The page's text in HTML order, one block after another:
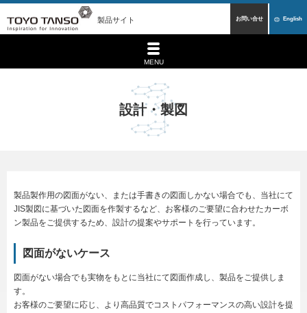
製品サイト お問い合せ English
MENU
設計・製図
製品製作用の図面がない、または手書きの図面しかない場合でも、当社にて
JIS製図に基づいた図面を作製するなど、お客様のご要望に合わせたカーボ
ン製品をご提供するため、設計の提案やサポートを行っています。
図面がないケース
図面がない場合でも実物をもとに当社にて図面作成し、製品をご提供しま
す。
お客様のご要望に応じ、より高品質でコストパフォーマンスの高い設計を提